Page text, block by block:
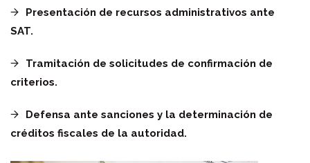
Presentación de recursos administrativos ante
SAT.
Tramitación de solicitudes de confirmación de
criterios.
Defensa ante sanciones y la determinación de
créditos fiscales de la autoridad.